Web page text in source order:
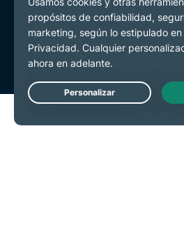
Política de Privacidad
Términos de Servicio
Preferencias de cookies